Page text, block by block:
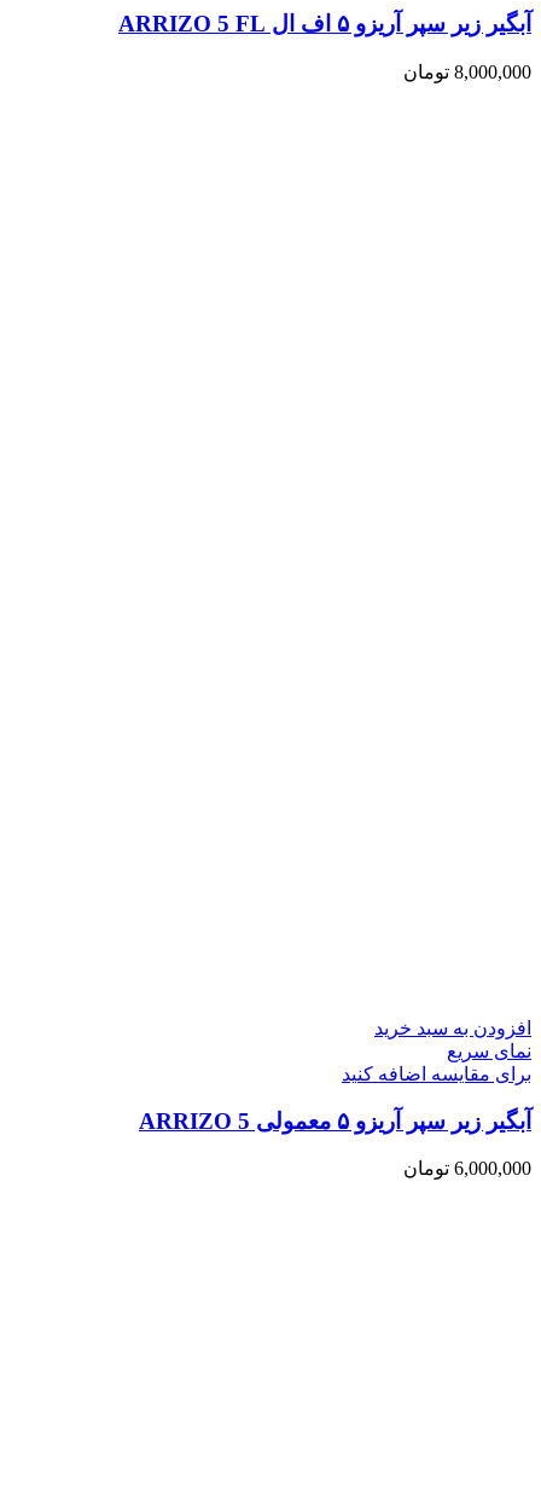
آبگیر زیر سپر آریزو ۵ اف ال ARRIZO 5 FL
8,000,000 تومان
افزودن به سبد خرید
نمای سریع
برای مقایسه اضافه کنید
آبگیر زیر سپر آریزو ۵ معمولی ARRIZO 5
6,000,000 تومان